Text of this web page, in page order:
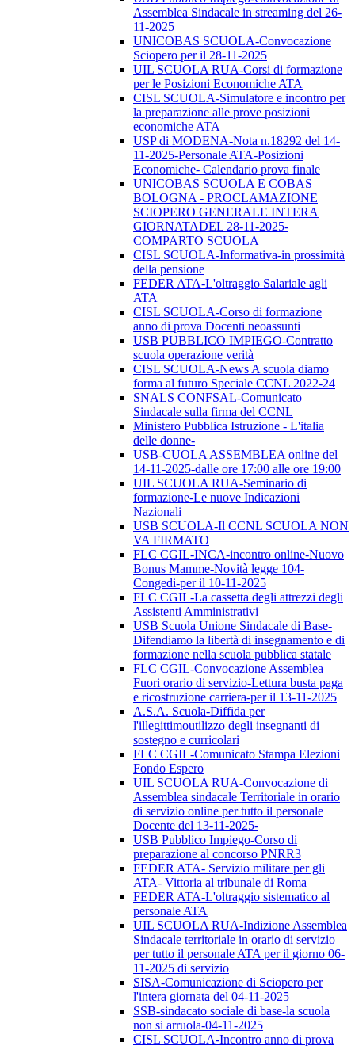
Assemblea Sindacale in streaming del 26-
11-2025
UNICOBAS SCUOLA-Convocazione
Sciopero per il 28-11-2025
UIL SCUOLA RUA-Corsi di formazione
per le Posizioni Economiche ATA
CISL SCUOLA-Simulatore e incontro per
la preparazione alle prove posizioni
economiche ATA
USP di MODENA-Nota n.18292 del 14-
11-2025-Personale ATA-Posizioni
Economiche- Calendario prova finale
UNICOBAS SCUOLA E COBAS
BOLOGNA - PROCLAMAZIONE
SCIOPERO GENERALE INTERA
GIORNATADEL 28-11-2025-
COMPARTO SCUOLA
CISL SCUOLA-Informativa-in prossimità
della pensione
FEDER ATA-L'oltraggio Salariale agli
ATA
CISL SCUOLA-Corso di formazione
anno di prova Docenti neoassunti
USB PUBBLICO IMPIEGO-Contratto
scuola operazione verità
CISL SCUOLA-News A scuola diamo
forma al futuro Speciale CCNL 2022-24
SNALS CONFSAL-Comunicato
Sindacale sulla firma del CCNL
Ministero Pubblica Istruzione - L'italia
delle donne-
USB-CUOLA ASSEMBLEA online del
14-11-2025-dalle ore 17:00 alle ore 19:00
UIL SCUOLA RUA-Seminario di
formazione-Le nuove Indicazioni
Nazionali
USB SCUOLA-Il CCNL SCUOLA NON
VA FIRMATO
FLC CGIL-INCA-incontro online-Nuovo
Bonus Mamme-Novità legge 104-
Congedi-per il 10-11-2025
FLC CGIL-La cassetta degli attrezzi degli
Assistenti Amministrativi
USB Scuola Unione Sindacale di Base-
Difendiamo la libertà di insegnamento e di
formazione nella scuola pubblica statale
FLC CGIL-Convocazione Assemblea
Fuori orario di servizio-Lettura busta paga
e ricostruzione carriera-per il 13-11-2025
A.S.A. Scuola-Diffida per
l'illegittimoutilizzo degli insegnanti di
sostegno e curricolari
FLC CGIL-Comunicato Stampa Elezioni
Fondo Espero
UIL SCUOLA RUA-Convocazione di
Assemblea sindacale Territoriale in orario
di servizio online per tutto il personale
Docente del 13-11-2025-
USB Pubblico Impiego-Corso di
preparazione al concorso PNRR3
FEDER ATA- Servizio militare per gli
ATA- Vittoria al tribunale di Roma
FEDER ATA-L'oltraggio sistematico al
personale ATA
UIL SCUOLA RUA-Indizione Assemblea
Sindacale territoriale in orario di servizio
per tutto il personale ATA per il giorno 06-
11-2025 di servizio
SISA-Comunicazione di Sciopero per
l'intera giornata del 04-11-2025
SSB-sindacato sociale di base-la scuola
non si arruola-04-11-2025
CISL SCUOLA-Incontro anno di prova